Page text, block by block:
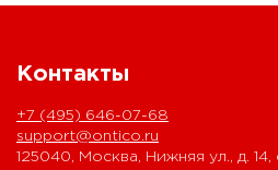
Контакты
+7 (495) 646-07-68
support@ontico.ru
125040, Москва, Нижняя ул., д. 14,